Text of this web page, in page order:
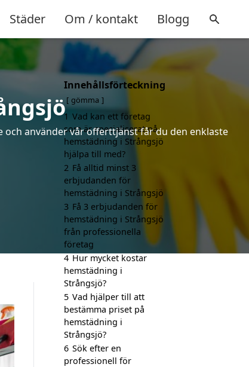
Städer Om / kontakt Blogg
använder vår offerttjänst får du den enklaste
Innehållsförteckning
gömma
1 Vad kan ett företag
som är specialiserat på
hemstädning i Strångsjö
hjälpa till med?
2 Få alltid minst 3
erbjudanden för
hemstädning i Strångsjö
3 Få 3 erbjudanden för
hemstädning i Strångsjö
från professionella
företag
4 Hur mycket kostar
hemstädning i
Strångsjö?
5 Vad hjälper till att
bestämma priset på
hemstädning i
Strångsjö?
6 Sök efter en
professionell för